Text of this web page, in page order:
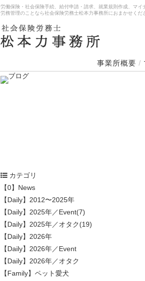
労働保険・社会保険手続、給付申請・請求、就業規則作成、マ
労務管理のことなら社会保険労務士松本力事務所におまかせくだ
事業所概要 /
カテゴリ
【0】News
【Daily】2012〜2025年
【Daily】2025年／Event(7)
【Daily】2025年／オタク(19)
【Daily】2026年
【Daily】2026年／Event
【Daily】2026年／オタク
【Family】ペット愛犬